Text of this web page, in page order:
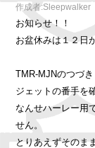
作成者:Sleepwalker
お知らせ！！
お盆休みは１２日
TMR-MJNのつづき
ジェットの番手を
なんせハーレー用
せん。
とりあえずそのま